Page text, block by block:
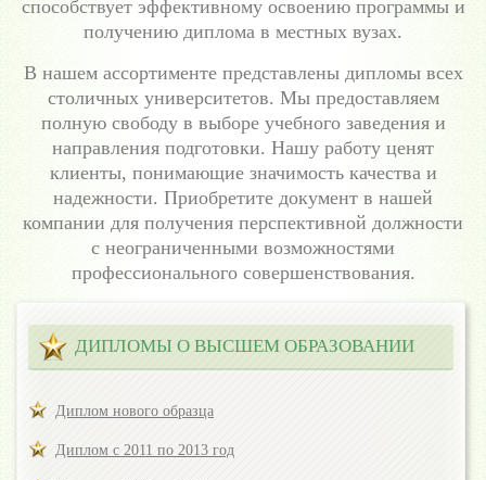
способствует эффективному освоению программы и
получению диплома в местных вузах.
В нашем ассортименте представлены дипломы всех
столичных университетов. Мы предоставляем
полную свободу в выборе учебного заведения и
направления подготовки. Нашу работу ценят
клиенты, понимающие значимость качества и
надежности. Приобретите документ в нашей
компании для получения перспективной должности
с неограниченными возможностями
профессионального совершенствования.
ДИПЛОМЫ О ВЫСШЕМ ОБРАЗОВАНИИ
Диплом нового образца
Диплом с 2011 по 2013 год